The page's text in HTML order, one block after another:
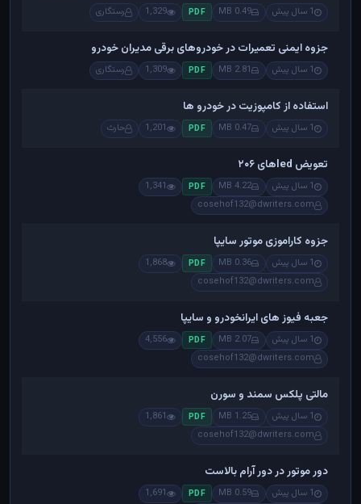
1 سال پیش 0.49 MB
PDF
1,329 رستگاری
جزوه ایمنی تعمیرات در خودروهای برقی مدیران خودرو
1 سال پیش 2.81 MB
PDF
1,309 رستگاری
استفاده از کامپوزیت در خودرو ها
1 سال پیش 0.47 MB
PDF
1,201 حارث
تعویض ledهای ۲۰۶
1 سال پیش 4.22 MB
PDF
1,341
cosehof132@dwriters.com
جزوه کاراموزی موتور سایپا
1 سال پیش 0.36 MB
PDF
1,868
cosehof132@dwriters.com
جعبه فیوز های ایرانخودرو و سایپا
1 سال پیش 2.07 MB
PDF
4,556
cosehof132@dwriters.com
مالتی پلکس سمند و سورن
1 سال پیش 1.25 MB
PDF
1,861
cosehof132@dwriters.com
دور موتور در دور آرام بالاست
1 سال پیش 0.59 MB
PDF
1,691